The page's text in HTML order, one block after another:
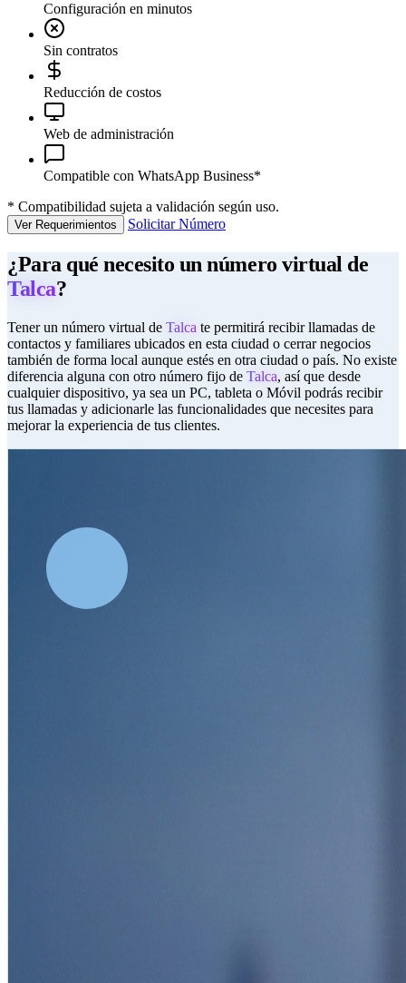
Configuración en minutos
Sin contratos
Reducción de costos
Web de administración
Compatible con WhatsApp Business*
* Compatibilidad sujeta a validación según uso.
Ver Requerimientos Solicitar Número
¿Para qué necesito un número virtual de
Talca?
Tener un número virtual de Talca te permitirá recibir llamadas de
contactos y familiares ubicados en esta ciudad o cerrar negocios
también de forma local aunque estés en otra ciudad o país. No existe
diferencia alguna con otro número fijo de Talca, así que desde
cualquier dispositivo, ya sea un PC, tableta o Móvil podrás recibir
tus llamadas y adicionarle las funcionalidades que necesites para
mejorar la experiencia de tus clientes.